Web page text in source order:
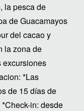
la pesca de
de Guacamayos
del cacao y
la zona de
excursiones
*Las
de 15 días de
in: desde